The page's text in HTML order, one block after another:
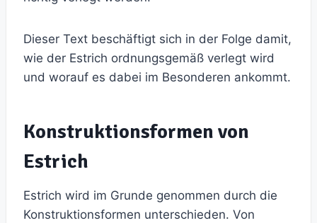
Dieser Text beschäftigt sich in der Folge damit,
wie der Estrich ordnungsgemäß verlegt wird
und worauf es dabei im Besonderen ankommt.
Konstruktionsformen von
Estrich
Estrich wird im Grunde genommen durch die
Konstruktionsformen unterschieden. Von